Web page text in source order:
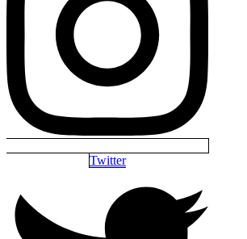
Twitter